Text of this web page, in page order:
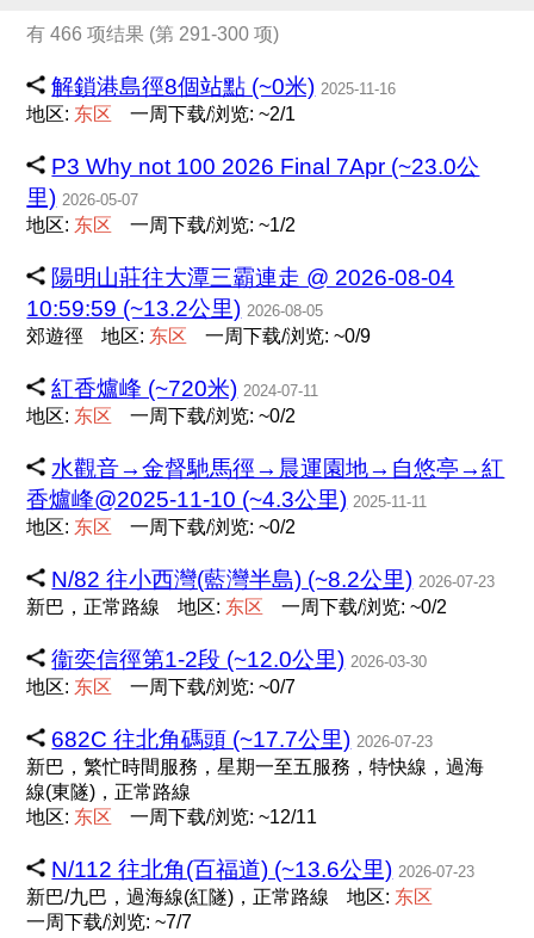
有 466 项结果 (第 291-300 项)
解鎖港島徑8個站點 (~0米) 2025-11-16
地区: 东区 一周下载/浏览: ~2/1
P3 Why not 100 2026 Final 7Apr (~23.0公
里) 2026-05-07
地区: 东区 一周下载/浏览: ~1/2
陽明山莊往大潭三霸連走 @ 2026-08-04
10:59:59 (~13.2公里) 2026-08-05
郊遊徑 地区: 东区 一周下载/浏览: ~0/9
紅香爐峰 (~720米) 2024-07-11
地区: 东区 一周下载/浏览: ~0/2
水觀音→金督馳馬徑→晨運園地→自悠亭→紅
香爐峰@2025-11-10 (~4.3公里) 2025-11-11
地区: 东区 一周下载/浏览: ~0/2
N/82 往小西灣(藍灣半島) (~8.2公里) 2026-07-23
新巴，正常路線 地区: 东区 一周下载/浏览: ~0/2
衞奕信徑第1-2段 (~12.0公里) 2026-03-30
地区: 东区 一周下载/浏览: ~0/7
682C 往北角碼頭 (~17.7公里) 2026-07-23
新巴，繁忙時間服務，星期一至五服務，特快線，過海
線(東隧)，正常路線
地区: 东区 一周下载/浏览: ~12/11
N/112 往北角(百福道) (~13.6公里) 2026-07-23
新巴/九巴，過海線(紅隧)，正常路線 地区: 东区
一周下载/浏览: ~7/7